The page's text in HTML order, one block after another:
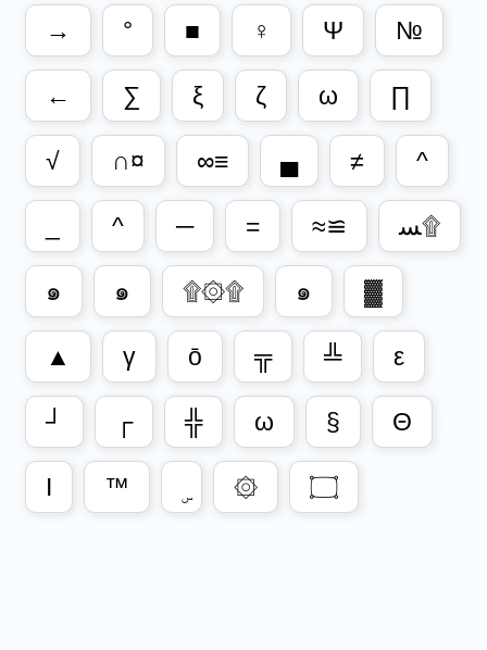
→ ° ■ ♀ Ψ №
← ∑ ξ ζ ω ∏
√ ∩¤ ∞≡ ▄ ≠ ^
^ ─ = ≈≌ ﺴ۩
๑ ๑ ۩۞۩ ๑ ▓
▲ γ ō ╦ ╩ ε
┘ ┌ ╬ ω § Θ
I ™ ۞ ۝